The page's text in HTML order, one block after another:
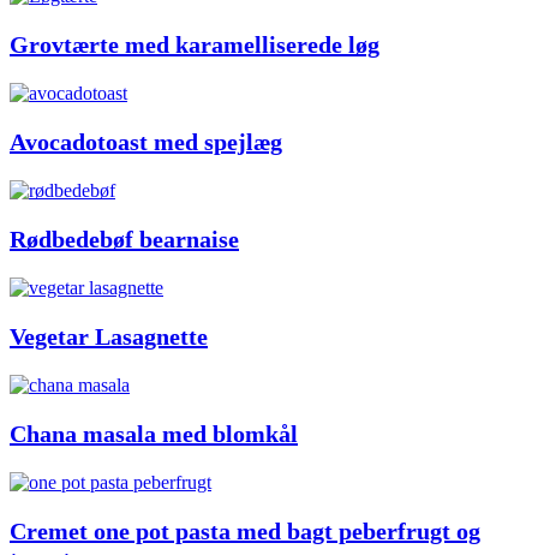
Grovtærte med karamelliserede løg
Avocadotoast med spejlæg
Rødbedebøf bearnaise
Vegetar Lasagnette
Chana masala med blomkål
Cremet one pot pasta med bagt peberfrugt og